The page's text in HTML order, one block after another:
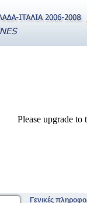
Please upgrade
Γενικές